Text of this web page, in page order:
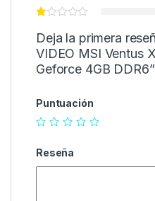
Deja la primera
VIDEO MSI Ventus
Geforce 4GB DDR6”
Puntuación
Reseña